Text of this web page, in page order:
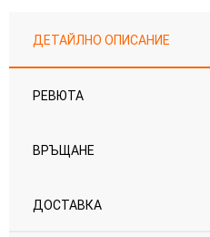
ДЕТАЙЛНО ОПИСАНИЕ
РЕВЮТА
ВРЪЩАНЕ
ДОСТАВКА